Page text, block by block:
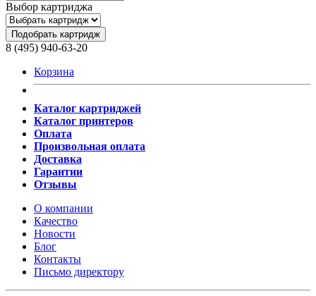
Выбор картриджа
Подобрать картридж
8 (495) 940-63-20
Корзина
Каталог картриджей
Каталог принтеров
Оплата
Произвольная оплата
Доставка
Гарантии
Отзывы
О компании
Качество
Новости
Блог
Контакты
Письмо директору